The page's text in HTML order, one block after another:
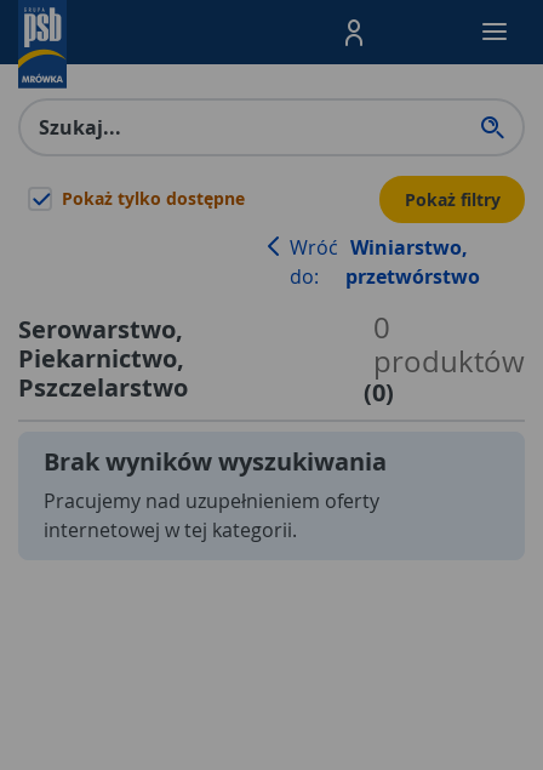
Menu Produktów,
Pokaż tylko dostępne Pokaż filtry
Wróć
do:
Winiarstwo,
przetwórstwo
Serowarstwo,
Piekarnictwo,
Pszczelarstwo
0
produktów
(0)
Brak wyników wyszukiwania
Pracujemy nad uzupełnieniem oferty
internetowej w tej kategorii.